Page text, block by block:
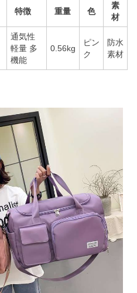
特徴 重量 色
素
材
通気性
軽量 多
機能
0.56kg
ピン
ク
防水
素材